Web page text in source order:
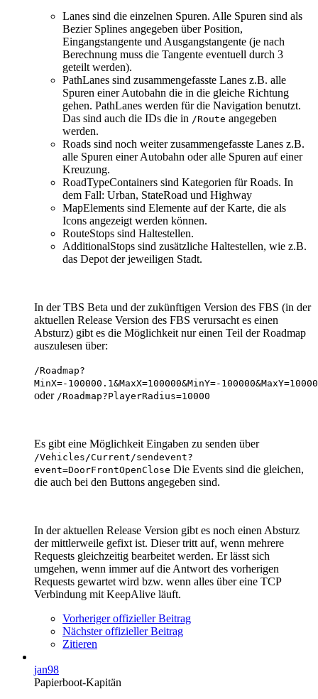
Lanes sind die einzelnen Spuren. Alle Spuren sind als
Bezier Splines angegeben über Position,
Eingangstangente und Ausgangstangente (je nach
Berechnung muss die Tangente eventuell durch 3
geteilt werden).
PathLanes sind zusammengefasste Lanes z.B. alle
Spuren einer Autobahn die in die gleiche Richtung
gehen. PathLanes werden für die Navigation benutzt.
Das sind auch die IDs die in /Route angegeben
werden.
Roads sind noch weiter zusammengefasste Lanes z.B.
alle Spuren einer Autobahn oder alle Spuren auf einer
Kreuzung.
RoadTypeContainers sind Kategorien für Roads. In
dem Fall: Urban, StateRoad und Highway
MapElements sind Elemente auf der Karte, die als
Icons angezeigt werden können.
RouteStops sind Haltestellen.
AdditionalStops sind zusätzliche Haltestellen, wie z.B.
das Depot der jeweiligen Stadt.
In der TBS Beta und der zukünftigen Version des FBS (in der
aktuellen Release Version des FBS verursacht es einen
Absturz) gibt es die Möglichkeit nur einen Teil der Roadmap
auszulesen über:
/Roadmap?
MinX=-100000.1&MaxX=100000&MinY=-
oder /Roadmap?PlayerRadius=10000
Es gibt eine Möglichkeit Eingaben zu senden über
/Vehicles/Current/sendevent?
event=DoorFrontOpenClose Die Events sind die gleichen,
die auch bei den Buttons angegeben sind.
In der aktuellen Release Version gibt es noch einen Absturz
der mittlerweile gefixt ist. Dieser tritt auf, wenn mehrere
Requests gleichzeitig bearbeitet werden. Er lässt sich
umgehen, wenn immer auf die Antwort des vorherigen
Requests gewartet wird bzw. wenn alles über eine TCP
Verbindung mit KeepAlive läuft.
Vorheriger offizieller Beitrag
Nächster offizieller Beitrag
Zitieren
jan98
Papierboot-Kapitän